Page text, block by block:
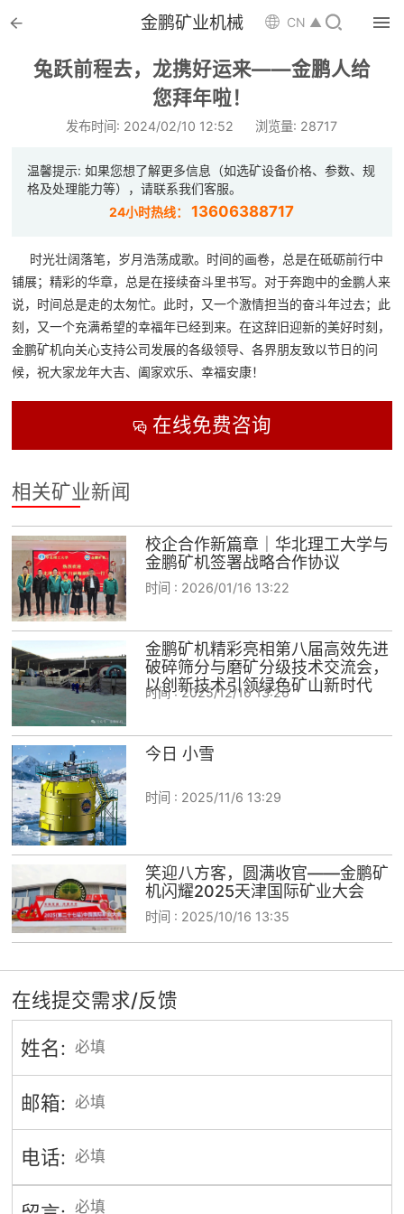
 金鹏矿业机械 CN ▲ 
兔跃前程去，龙携好运来——金鹏人给
您拜年啦！
发布时间: 2024/02/10 12:52 浏览量: 28717
温馨提示: 如果您想了解更多信息（如选矿设备价格、参数、规
格及处理能力等），请联系我们客服。
24小时热线：13606388717
时光壮阔落笔，岁月浩荡成歌。时间的画卷，总是在砥砺前行中
铺展；精彩的华章，总是在接续奋斗里书写。对于奔跑中的金鹏人来
说，时间总是走的太匆忙。此时，又一个激情担当的奋斗年过去；此
刻，又一个充满希望的幸福年已经到来。在这辞旧迎新的美好时刻，
金鹏矿机向关心支持公司发展的各级领导、各界朋友致以节日的问
候，祝大家龙年大吉、阖家欢乐、幸福安康！
在线免费咨询
相关矿业新闻
校企合作新篇章｜华北理工大学与
金鹏矿机签署战略合作协议
时间 : 2026/01/16 13:22
金鹏矿机精彩亮相第八届高效先进
破碎筛分与磨矿分级技术交流会，
以创新技术引领绿色矿山新时代
时间 :2025/12/16 13:26
今日 小雪
时间 : 2025/11/6 13:29
笑迎八方客，圆满收官——金鹏矿
机闪耀2025天津国际矿业大会
时间 : 2025/10/16 13:35
在线提交需求/反馈
姓名:
邮箱:
电话:
首页

 解决方案
 案例中心
 服务体系
 新闻中心
发展历程
企业文化
 联系我们